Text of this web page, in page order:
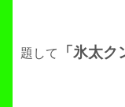
題して 「氷太ク